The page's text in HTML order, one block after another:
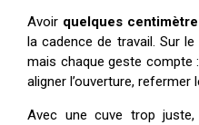
Avoir quelques
la cadence de travail. Sur
mais chaque geste compte
aligner l’ouverture, refermer
Avec une cuve trop